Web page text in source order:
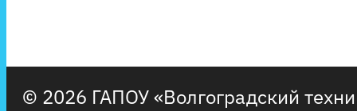
© 2026 ГАПОУ «Волгоградский